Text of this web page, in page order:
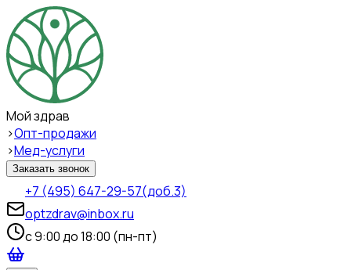
Мой здрав
>Опт-продажи
>Мед-услуги
Заказать звонок
+7 (495) 647-29-57(доб.3)
optzdrav@inbox.ru
c 9:00 до 18:00 (пн-пт)